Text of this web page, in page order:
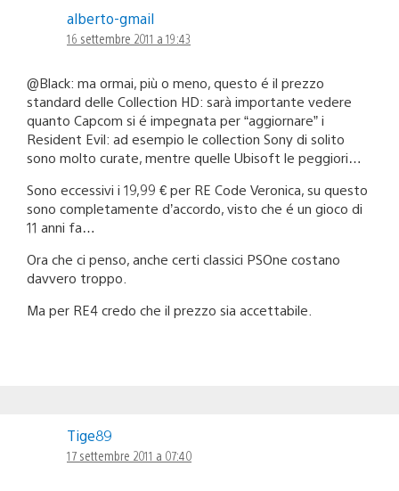
alberto-gmail
16 settembre 2011 a 19:43
@Black: ma ormai, più o meno, questo é il prezzo
standard delle Collection HD: sarà importante vedere
quanto Capcom si é impegnata per “aggiornare” i
Resident Evil: ad esempio le collection Sony di solito
sono molto curate, mentre quelle Ubisoft le peggiori…
Sono eccessivi i 19,99 € per RE Code Veronica, su questo
sono completamente d’accordo, visto che é un gioco di
11 anni fa…
Ora che ci penso, anche certi classici PSOne costano
davvero troppo.
Ma per RE4 credo che il prezzo sia accettabile.
Tige89
17 settembre 2011 a 07:40